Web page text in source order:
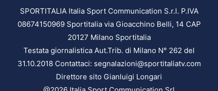
SPORTITALIA Italia Sport Communication S.r.l. P.IVA
08674150969 Sportitalia via Gioacchino Belli, 14 CAP
20127 Milano Sportitalia
Testata giornalistica Aut.Trib. di Milano N° 262 del
31.10.2018 Contattaci: segnalazioni@sportitaliatv.com
Direttore sito Gianluigi Longari